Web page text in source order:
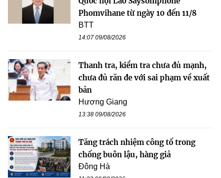
Phomvihane từ ngày 10 đến 11/8
BTT
14:07 09/08/2026
Thanh tra, kiểm tra chưa đủ mạnh,
chưa đủ răn đe với sai phạm về xuất
bản
Hương Giang
13:38 09/08/2026
Tăng trách nhiệm công tố trong
chống buôn lậu, hàng giả
Đông Hà